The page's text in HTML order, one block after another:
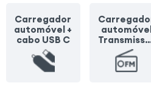
Carregador
automóvel +
cabo USB C
FM